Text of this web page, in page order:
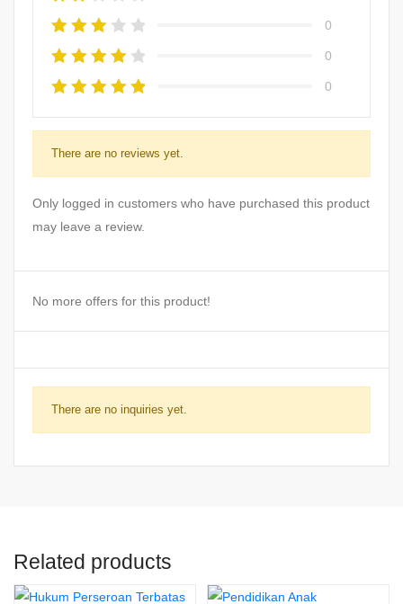
0
0
0
There are no reviews yet.
Only logged in customers who have purchased this product
may leave a review.
No more offers for this product!
There are no inquiries yet.
Related products